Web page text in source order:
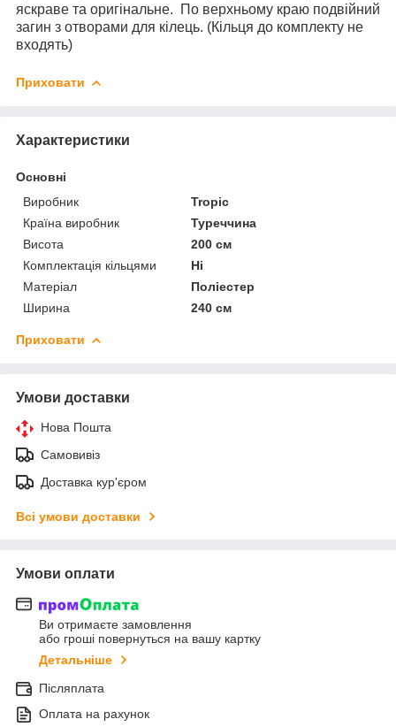
яскраве та оригінальне. По верхньому краю подвійний
загин з отворами для кілець. (Кільця до комплекту не
входять)
Приховати
Характеристики
Основні
Виробник
Tropic
Країна виробник
Туреччина
Висота
200 см
Комплектація кільцями
Ні
Матеріал
Поліестер
Ширина
240 см
Приховати
Умови доставки
Нова Пошта
Самовивіз
Доставка кур'єром
Всі умови доставки
Умови оплати
Ви отримаєте замовлення
або гроші повернуться на вашу картку
Детальніше
Післяплата
Оплата на рахунок